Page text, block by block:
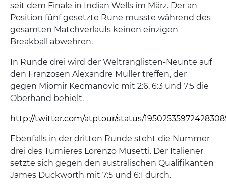
seit dem Finale in Indian Wells im März. Der an
Position fünf gesetzte Rune musste während des
gesamten Matchverlaufs keinen einzigen
Breakball abwehren.
In Runde drei wird der Weltranglisten-Neunte auf
den Franzosen Alexandre Muller treffen, der
gegen Miomir Kecmanovic mit 2:6, 6:3 und 7:5 die
Oberhand behielt.
http://twitter.com/atptour/status/
Ebenfalls in der dritten Runde steht die Nummer
drei des Turnieres Lorenzo Musetti. Der Italiener
setzte sich gegen den australischen Qualifikanten
James Duckworth mit 7:5 und 6:1 durch.